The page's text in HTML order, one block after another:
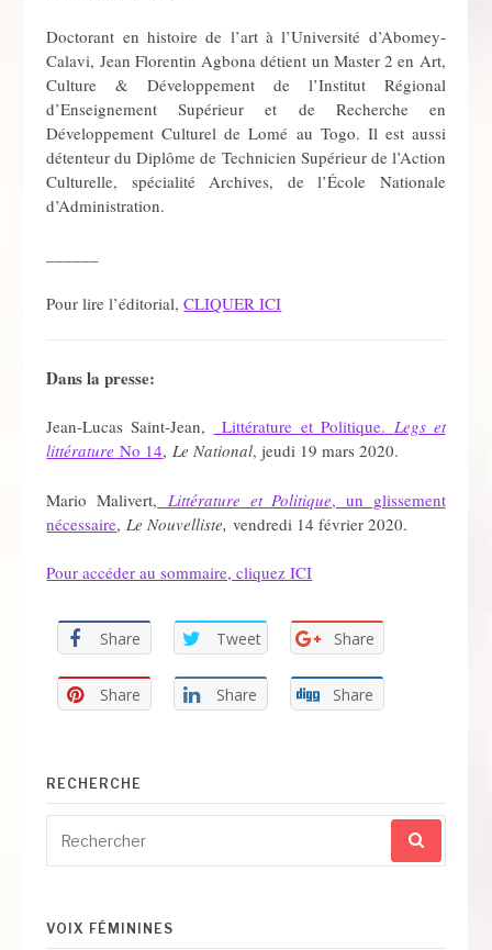
Doctorant en histoire de l’art à l’Université d’Abomey-
Calavi, Jean Florentin Agbona détient un Master 2 en Art,
Culture & Développement de l’Institut Régional
d’Enseignement Supérieur et de Recherche en
Développement Culturel de Lomé au Togo. Il est aussi
détenteur du Diplôme de Technicien Supérieur de l’Action
Culturelle, spécialité Archives, de l’École Nationale
d’Administration.
Pour lire l’éditorial,CLIQUER ICI
Dans la presse:
Jean-Lucas Saint-Jean, Littérature et Politique. Legs et
littérature No 14,Le National, jeudi 19 mars 2020.
Mario Malivert, Littérature et Politique, un glissement
nécessaire, Le Nouvelliste,vendredi 14 février 2020.
Pour accéder au sommaire, cliquez ICI
Share Tweet Share
Share Share Share
RECHERCHE
pour
:
VOIX FÉMININES